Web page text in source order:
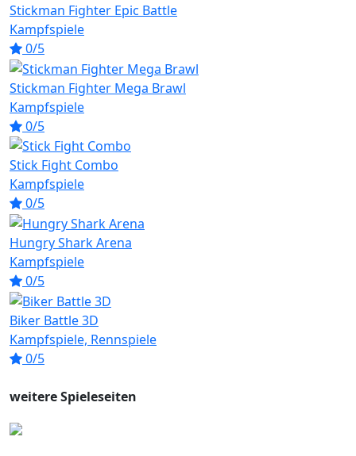
Stickman Fighter Epic Battle
Kampfspiele
0/5
Stickman Fighter Mega Brawl
Kampfspiele
0/5
Stick Fight Combo
Kampfspiele
0/5
Hungry Shark Arena
Kampfspiele
0/5
Biker Battle 3D
Kampfspiele, Rennspiele
0/5
weitere Spieleseiten